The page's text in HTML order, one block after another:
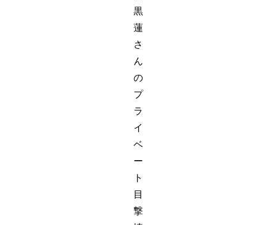
黒
蓮
さ
ん
の
プ
ラ
イ
ベ
ー
ト
目
撃